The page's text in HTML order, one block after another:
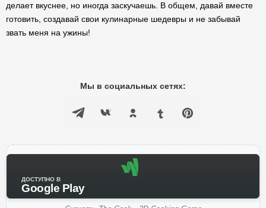
делает вкуснее, но иногда заскучаешь. В общем, давай вместе
готовить, создавай свои кулинарные шедевры и не забывай
звать меня на ужины!
Мы в социальных сетях:
ДОСТУПНО В
Google Play